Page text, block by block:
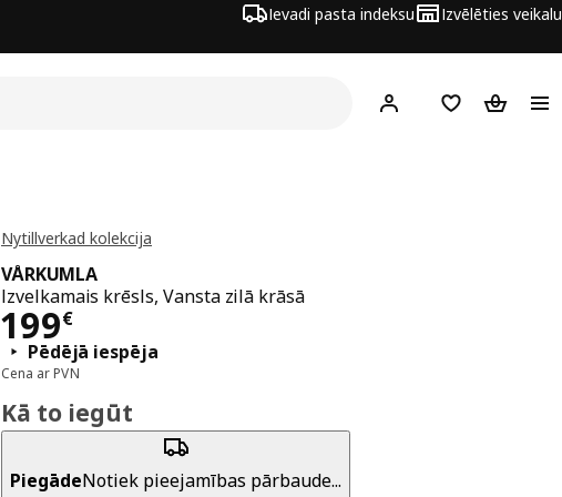
Ievadi pasta indeksu Izvēlēties veikalu
Hej! Pierakstīties
PirkumuPirkumu
Nytillverkad kolekcija
VÅRKUMLA
Izvelkamais krēsls, Vansta zilā krāsā
199€
Cena 199€
Pēdējā iespēja
Cena ar PVN
Kā to iegūt
PiegādeNotiek pieejamības pārbaude...